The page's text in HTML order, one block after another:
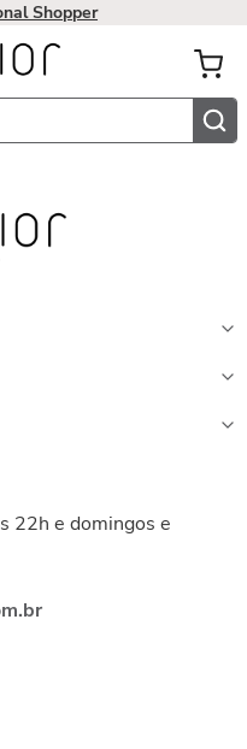
Shopper
22h e domingos e